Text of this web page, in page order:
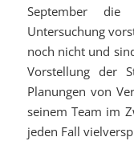
September die
Untersuchung
noch nicht und
Vorstellung der
Planungen von
seinem Team im
jeden Fall